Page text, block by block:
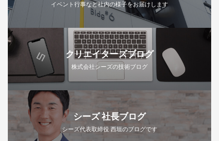
イベント行事など社内の様子をお届けします
クリエイターズブログ
株式会社シーズの技術ブログ
シーズ 社長ブログ
シーズ代表取締役 西垣のブログです